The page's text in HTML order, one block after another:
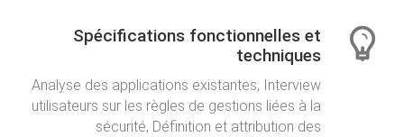
Spécifications fonctionnelles et
techniques
Analyse des applications existantes, Interview
utilisateurs sur les règles de gestions liées à la
sécurité, Définition et attribution des